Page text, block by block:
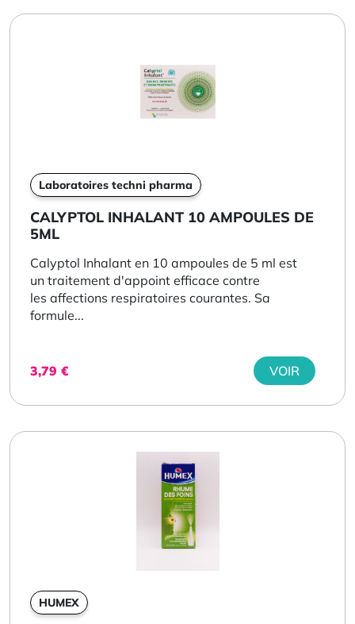
Laboratoires techni pharma
CALYPTOL INHALANT 10 AMPOULES DE
5ML
Calyptol Inhalant en 10 ampoules de 5 ml est
un traitement d'appoint efficace contre
les affections respiratoires courantes. Sa
formule...
3,79 € VOIR
HUMEX